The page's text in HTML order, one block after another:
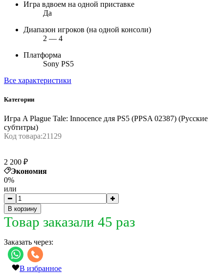
Игра вдвоем на одной приставке
Да
Диапазон игроков (на одной консоли)
2 — 4
Платформа
Sony PS5
Все характеристики
Категории
Игра A Plague Tale: Innocence для PS5 (PPSA 02387) (Русские
субтитры)
Код товара:21129
2 200 ₽
Экономия
0%
или
В корзину
Товар заказали 45 раз
Заказать через:
В избранное